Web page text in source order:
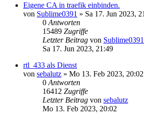
Eigene CA in traefik einbinden.
von Sublime0391 » Sa 17. Jun 2023,
0 Antworten
15489 Zugriffe
Letzter Beitrag von Sublime0391
Sa 17. Jun 2023, 21:49
rtl_433 als Dienst
von sebalutz » Mo 13. Feb 2023, 20:02
0 Antworten
16412 Zugriffe
Letzter Beitrag von sebalutz
Mo 13. Feb 2023, 20:02